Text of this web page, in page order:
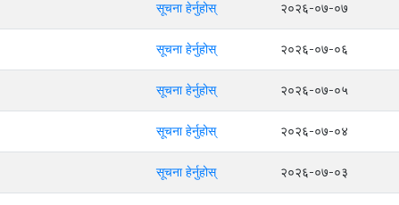
सूचना हेर्नुहोस् २०२६-०७-०७
सूचना हेर्नुहोस् २०२६-०७-०६
सूचना हेर्नुहोस् २०२६-०७-०५
सूचना हेर्नुहोस् २०२६-०७-०४
सूचना हेर्नुहोस् २०२६-०७-०३